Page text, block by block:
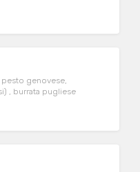
genovese,
, burrata pugliese